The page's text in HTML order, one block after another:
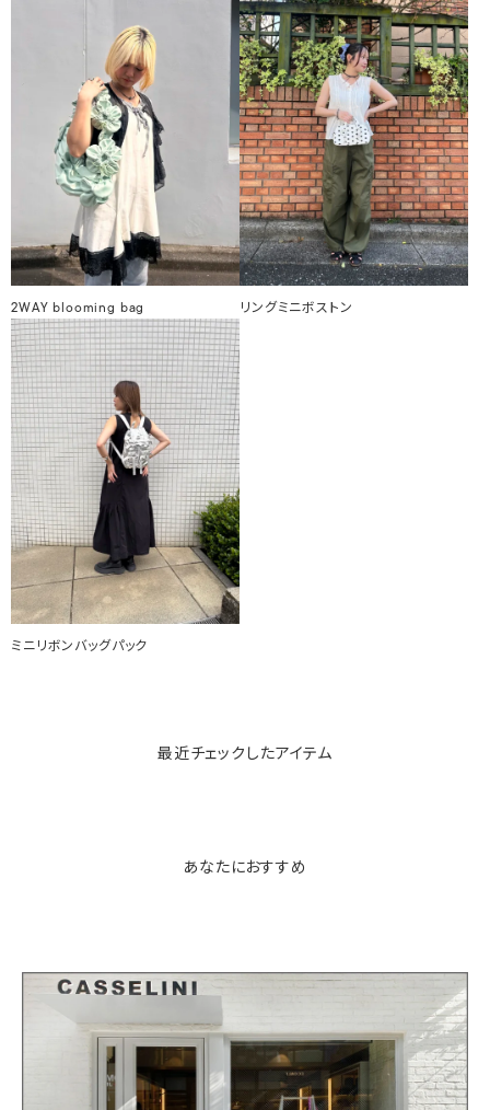
2WAY blooming bag リングミニボストン
ミニリボンバッグパック
最近チェックしたアイテム
あなたにおすすめ